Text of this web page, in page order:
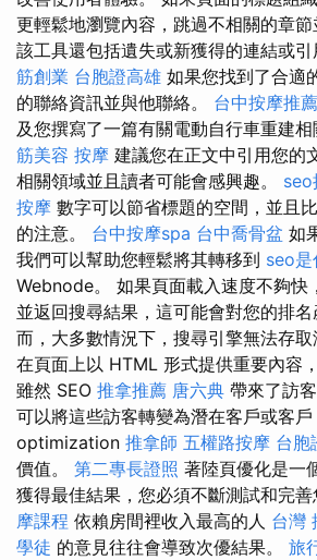
更輕鬆地瀏覽內容，跳過不相關的章節
該工具還包括遺失或新獲得的連結或引
筋創業 台胞證高雄 如果您找到了合適
的聯絡資訊並與他聯絡。 台中按摩推薦
及您撰寫了一篇有關電動自行車重建相
筋美容 按摩 建議您在正文中引用您的
相關領域並且讀者可能會感興趣。 seo
按摩 數字可以節省標題的空間，並且
的注意。 台中按摩spa 台中喬骨盆 如
我們可以幫助您輕鬆將其轉移到 seo是
Webnode。 如果頁面載入速度不夠快
並返回搜尋結果，這可能會對您的排
而，大多數情況下，搜尋引擎無法存
在頁面上以 HTML 形式提供重要內容
雖然 SEO 推拿推薦 唐六典 帶來了訪
可以將這些訪客轉變為潛在客戶或客
optimization 推拿師 五權路按摩 台胞
價值。 第二專長證照 著陸頁優化是一
獲得最佳結果，您必須不斷測試和完善
摩課程 依賴房間裡收入最高的人 台灣
學徒 的意見往往會導致次優結果。 旅